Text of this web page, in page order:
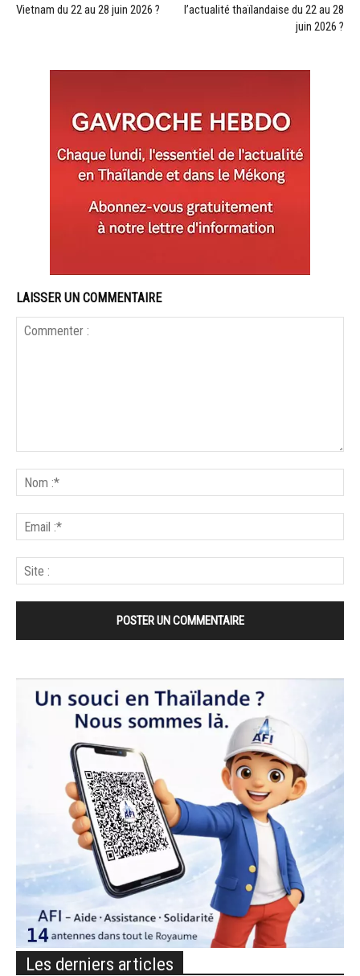
Vietnam du 22 au 28 juin 2026 ?
l’actualité thaïlandaise du 22 au 28
juin 2026 ?
LAISSER UN COMMENTAIRE
Les derniers articles